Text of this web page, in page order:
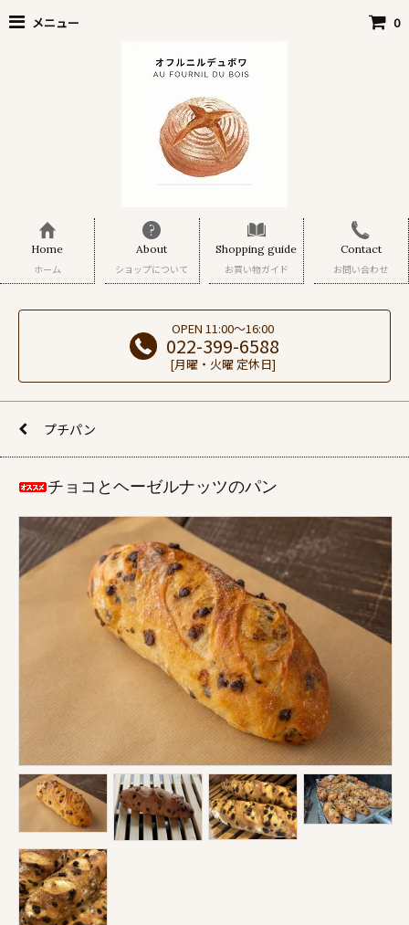
メニュー 0
Home
ホーム
About
ショップについて
Shopping guide
お買い物ガイド
Contact
お問い合わせ
OPEN 11:00～16:00
022-399-6588
[月曜・火曜 定休日]
プチパン
チョコとヘーゼルナッツのパン